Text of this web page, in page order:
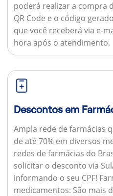
poderá realizar a compra
QR Code e o código
que você receberá via e-
hora após o atendimento.
Descontos em
Ampla rede de farmácias
de até 70% em diversos
redes de farmácias do
solicitar o desconto via
informando o seu CPF!
medicamentos: São mais